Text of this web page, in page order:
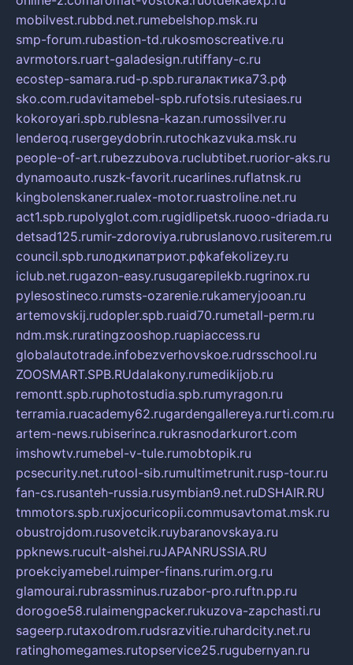
mobilvest.rubbd.net.rumebelshop.msk.ru
smp-forum.rubastion-td.rukosmoscreative.ru
avrmotors.ruart-galadesign.rutiffany-c.ru
ecostep-samara.rud-p.spb.ruгалактика73.рф
sko.com.rudavitamebel-spb.rufotsis.rutesiaes.ru
kokoroyari.spb.rublesna-kazan.rumossilver.ru
lenderoq.rusergeydobrin.rutochkazvuka.msk.ru
people-of-art.rubezzubova.ruclubtibet.ruorior-aks.ru
dynamoauto.ruszk-favorit.rucarlines.ruflatnsk.ru
kingbolenskaner.rualex-motor.ruastroline.net.ru
act1.spb.rupolyglot.com.rugidlipetsk.ruooo-driada.ru
detsad125.rumir-zdoroviya.rubruslanovo.rusiterem.ru
council.spb.ruлодкипатриот.рфkafekolizey.ru
iclub.net.rugazon-easy.rusugarepilekb.rugrinox.ru
pylesostineco.rumsts-ozarenie.rukameryjooan.ru
artemovskij.rudopler.spb.ruaid70.rumetall-perm.ru
ndm.msk.ruratingzooshop.ruapiaccess.ru
globalautotrade.infobezverhovskoe.rudrsschool.ru
ZOOSMART.SPB.RUdalakony.rumedikijob.ru
remontt.spb.ruphotostudia.spb.rumyragon.ru
terramia.ruacademy62.rugardengallereya.rurti.com.ru
artem-news.rubiserinca.rukrasnodarkurort.com
imshowtv.rumebel-v-tule.rumobtopik.ru
pcsecurity.net.rutool-sib.rumultimetrunit.rusp-tour.ru
fan-cs.rusanteh-russia.rusymbian9.net.ruDSHAIR.RU
tmmotors.spb.ruxjocuricopii.commusavtomat.msk.ru
obustrojdom.rusovetcik.ruybaranovskaya.ru
ppknews.rucult-alshei.ruJAPANRUSSIA.RU
proekciyamebel.ruimper-finans.rurim.org.ru
glamourai.rubrassminus.ruzabor-pro.ruftn.pp.ru
dorogoe58.rulaimengpacker.rukuzova-zapchasti.ru
sageerp.rutaxodrom.rudsrazvitie.ruhardcity.net.ru
ratinghomegames.rutopservice25.rugubernyan.ru